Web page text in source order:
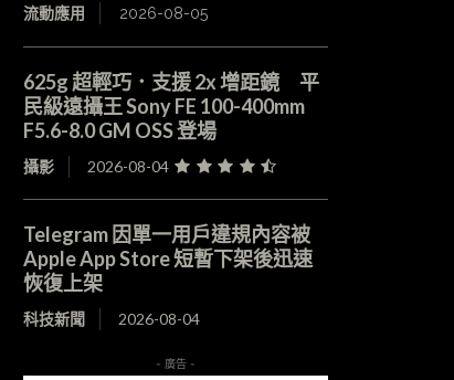
流動應用 2026-08-05
625g 超輕巧．支援 2x 增距鏡 平
民級遠攝王 Sony FE 100-400mm
F5.6-8.0 GM OSS 登場
攝影 2026-08-04
Telegram 因單一用戶違規內容被
Apple App Store 短暫下架後迅速
恢復上架
科技新聞 2026-08-04
- 廣告 -